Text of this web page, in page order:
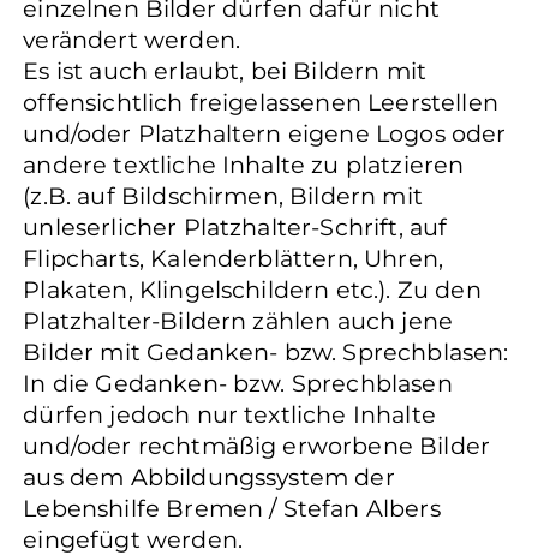
einzelnen Bilder dürfen dafür nicht
verändert werden.
Es ist auch erlaubt, bei Bildern mit
offensichtlich freigelassenen Leerstellen
und/oder Platzhaltern eigene Logos oder
andere textliche Inhalte zu platzieren
(z.B. auf Bildschirmen, Bildern mit
unleserlicher Platzhalter-Schrift, auf
Flipcharts, Kalenderblättern, Uhren,
Plakaten, Klingelschildern etc.). Zu den
Platzhalter-Bildern zählen auch jene
Bilder mit Gedanken- bzw. Sprechblasen:
In die Gedanken- bzw. Sprechblasen
dürfen jedoch nur textliche Inhalte
und/oder rechtmäßig erworbene Bilder
aus dem Abbildungssystem der
Lebenshilfe Bremen / Stefan Albers
eingefügt werden.